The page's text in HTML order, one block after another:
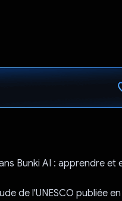
Bunki AI : apprendre et
de l'UNESCO publiée